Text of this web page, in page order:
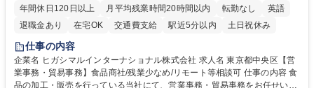
年間休日120日以上
月平均残業時間20時間以内 転勤なし
英語
退職金あり
在宅OK 交通費支給 駅近5分以内 土日祝休み
仕事の内容
企業名 ヒガシマルインターナショナル株式会社 求人名 東京都中央区【営
業事務・貿易事務】食品商社/残業少なめ/リモート等相談可 仕事の内容 食
品の加工・販売を行っている当社にて、営業事務・貿易事務をお任せいた